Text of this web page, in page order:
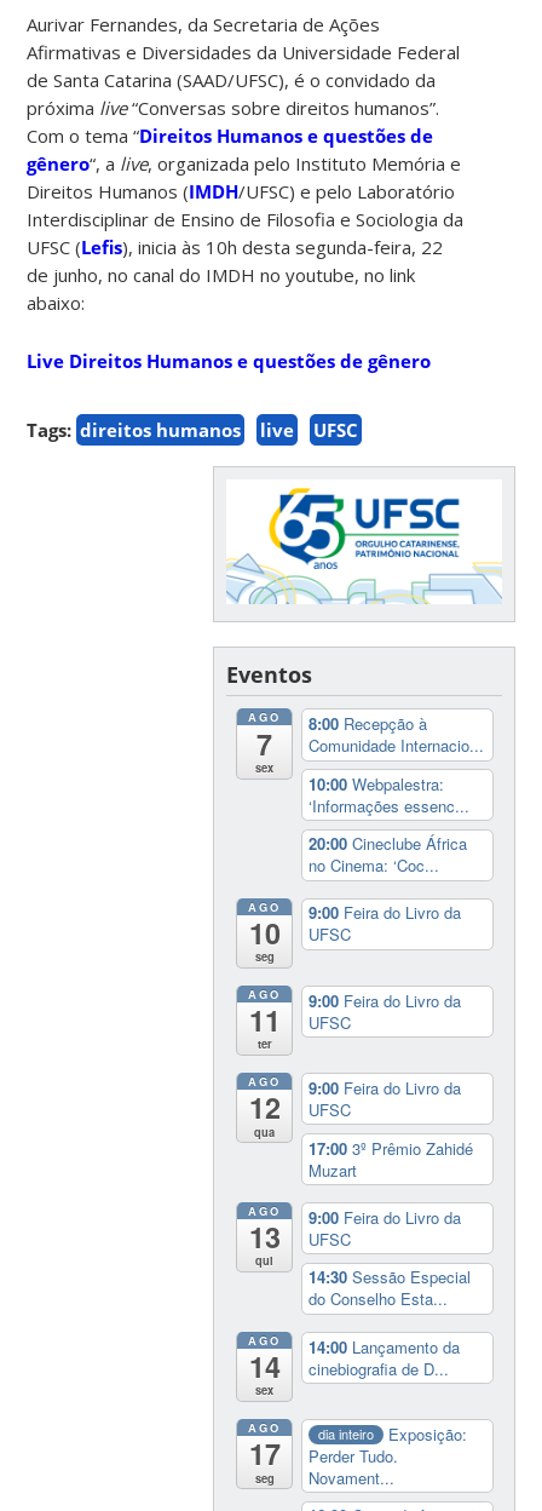
Aurivar Fernandes, da Secretaria de Ações
Afirmativas e Diversidades da Universidade Federal
de Santa Catarina (SAAD/UFSC), é o convidado da
próxima live“Conversas sobre direitos humanos”.
Com o tema “Direitos Humanos e questões de
gênero“, a live, organizada pelo Instituto Memória e
Direitos Humanos (IMDH/UFSC) e pelo Laboratório
Interdisciplinar de Ensino de Filosofia e Sociologia da
UFSC (Lefis), inicia às 10h desta segunda-feira, 22
de junho, no canal do IMDH no youtube, no link
abaixo:
Live Direitos Humanos e questões de gênero
Tags: direitos humanos live UFSC
Eventos
AGO
7
sex
8:00 Recepção à
Comunidade Internacio...
10:00Webpalestra:
‘Informações essenc...
20:00Cineclube África
no Cinema: ‘Coc...
AGO
10
seg
9:00 Feira do Livro da
UFSC
AGO
11
ter
9:00 Feira do Livro da
UFSC
AGO
12
qua
9:00 Feira do Livro da
UFSC
17:003º Prêmio Zahidé
Muzart
AGO
13
qui
9:00 Feira do Livro da
UFSC
14:30Sessão Especial
do Conselho Esta...
AGO
14
sex
14:00 Lançamento da
cinebiografia de D...
AGO
17
seg
dia inteiro
Exposição:
Perder Tudo.
Novament...